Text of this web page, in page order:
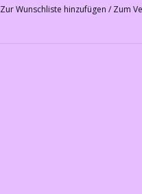
Zur Wunschliste hinzufügen / Zum